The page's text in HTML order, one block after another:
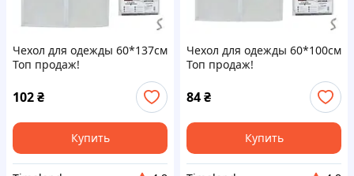
Чехол для одежды 60*137см
Топ продаж!
102₴
Купить
Чехол для одежды 60*100см
Топ продаж!
84₴
Купить